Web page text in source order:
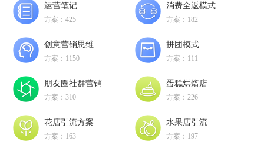
运营笔记
方案：425
消费全返模式
方案：182
创意营销思维
方案：1150
拼团模式
方案：111
朋友圈社群营销
方案：310
蛋糕烘焙店
方案：226
花店引流方案
方案：163
水果店引流
方案：197